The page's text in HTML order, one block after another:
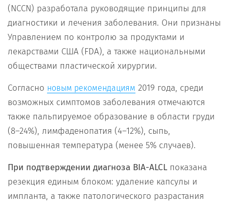
(NCCN) разработала руководящие принципы для
диагностики и лечения заболевания. Они признаны
Управлением по контролю за продуктами и
лекарствами США (FDA), а также национальными
обществами пластической хирургии.
Согласно новым рекомендациям 2019 года, среди
возможных симптомов заболевания отмечаются
также пальпируемое образование в области груди
(8–24%), лимфаденопатия (4–12%), сыпь,
повышенная температура (менее 5% случаев).
При подтверждении диагноза BIA-ALCL показана
резекция единым блоком: удаление капсулы и
импланта, а также патологического разрастания